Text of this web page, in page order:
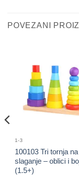
POVEZANI
1-3
100103 Tri tornja na
slaganje – oblici i
(1.5+)